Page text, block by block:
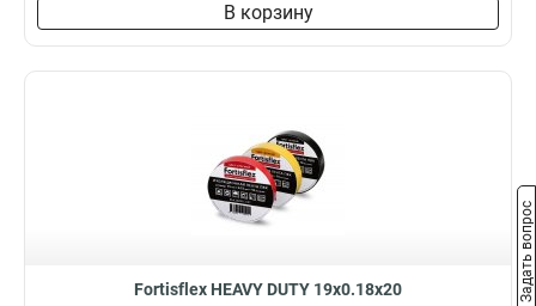
В корзину
Fortisflex HEAVY DUTY 19х0.18х20 Задать вопрос